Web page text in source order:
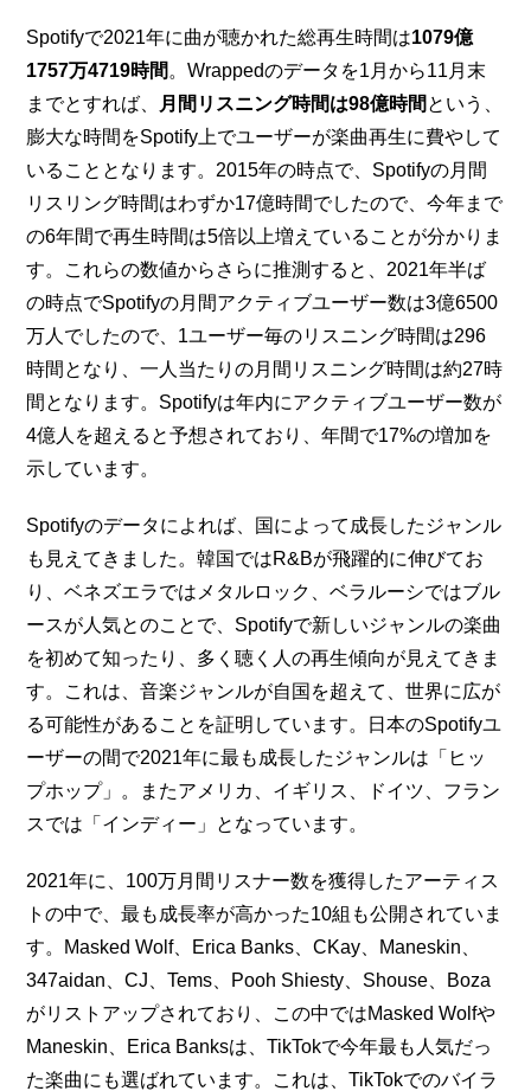
Spotifyで2021年に曲が聴かれた総再生時間は1079億
1757万4719時間 。Wrappedのデータを1月から11月末
までとすれば、
月間リスニング時間は98億時間 という、
膨大な時間をSpotify上でユーザーが楽曲再生に費やして
いることとなります。2015年の時点で、Spotifyの月間
リスリング時間はわずか17億時間でしたので、今年まで
の6年間で再生時間は5倍以上増えていることが分かりま
す。これらの数値からさらに推測すると、2021年半ば
の時点でSpotifyの月間アクティブユーザー数は3億6500
万人でしたので、1ユーザー毎のリスニング時間は296
時間となり、一人当たりの月間リスニング時間は約27時
間となります。Spotifyは年内にアクティブユーザー数が
4億人を超えると予想されており、年間で17%の増加を
示しています。
Spotifyのデータによれば、国によって成長したジャンル
も見えてきました。韓国ではR&Bが飛躍的に伸びてお
り、ベネズエラではメタルロック、ベラルーシではブル
ースが人気とのことで、Spotifyで新しいジャンルの楽曲
を初めて知ったり、多く聴く人の再生傾向が見えてきま
す。これは、音楽ジャンルが自国を超えて、世界に広が
る可能性があることを証明しています。日本のSpotifyユ
ーザーの間で2021年に最も成長したジャンルは「ヒッ
プホップ」。またアメリカ、イギリス、ドイツ、フラン
スでは「インディー」となっています。
2021年に、100万月間リスナー数を獲得したアーティス
トの中で、最も成長率が高かった10組も公開されていま
す。Masked Wolf、Erica Banks、CKay、Maneskin、
347aidan、CJ、Tems、Pooh Shiesty、Shouse、Boza
がリストアップされており、この中ではMasked Wolfや
Maneskin、Erica Banksは、TikTokで今年最も人気だっ
た楽曲にも選ばれています。これは、TikTokでのバイラ